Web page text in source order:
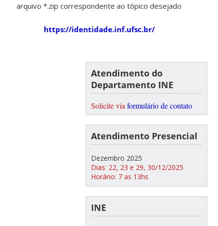
arquivo *.zip correspondente ao tópico desejado
https://identidade.inf.ufsc.br/
Atendimento do
Departamento INE
Solicite via formulário de contato
Atendimento Presencial
Dezembro 2025
Dias: 22, 23 e 29, 30/12/2025
Horário: 7 as 13hs
INE